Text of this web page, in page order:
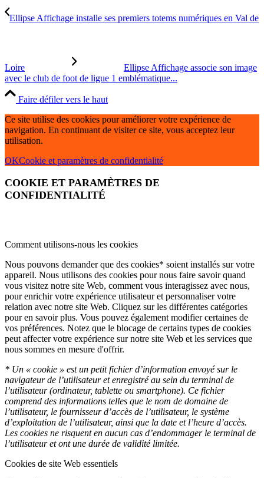
Ellipse Affichage installe ses premiers totems numériques en Val de
Loire
Ellipse Affichage associe son image
avec le club de foot de ligue 1 emblématique...
Faire défiler vers le haut
Ce site utilise des cookies pour améliorer votre expérience de
navigation. En continuant de visiter ce site, vous acceptez leur
utilisation.
OKCookie et paramètres de confidentialité
COOKIE ET PARAMÈTRES DE
CONFIDENTIALITÉ
Comment utilisons-nous les cookies
Nous pouvons demander que des cookies* soient installés sur votre
appareil. Nous utilisons des cookies pour nous faire savoir quand
vous visitez notre site Web, comment vous interagissez avec nous,
pour enrichir votre expérience utilisateur et personnaliser votre
relation avec notre site Web. Cliquez sur les différentes catégories
pour en savoir plus. Vous pouvez également modifier certaines de
vos préférences. Notez que le blocage de certains types de cookies
peut affecter votre expérience sur notre site Web et les services que
nous sommes en mesure d'offrir.
* Un « cookie » est un petit fichier d’information envoyé sur le
navigateur de l’utilisateur et enregistré au sein du terminal de
l’utilisateur (ordinateur, tablette ou smartphone). Ce fichier
comprend des informations telles que le nom de domaine de
l’utilisateur, le fournisseur d’accès de l’utilisateur, le système
d’exploitation de l’utilisateur, ainsi que la date et l’heure d’accès.
Les cookies ne risquent en aucun cas d’endommager le terminal de
l’utilisateur et ont une durée de validité limitée.
Cookies de site Web essentiels